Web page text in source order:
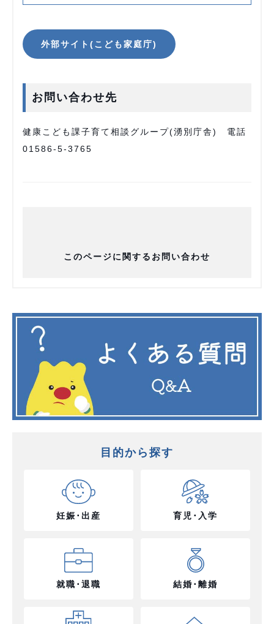
外部サイト(こども家庭庁)
お問い合わせ先
健康こども課子育て相談グループ(湧別庁舎) 電話
01586-5-3765
このページに関するお問い合わせ
目的から探す
妊娠･出産 育児･入学
就職･退職 結婚･離婚